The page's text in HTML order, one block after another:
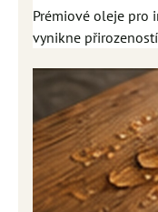
Prémiové oleje pro
vynikne